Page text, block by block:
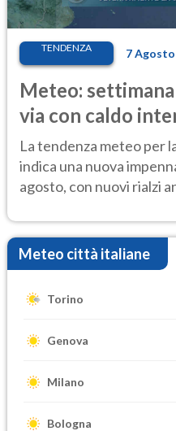
TENDENZA 7
Meteo:
via con caldo
temporale
La tendenza meteo per
indica una nuova
agosto, con nuovi rialzi
Meteo città italiane
Torino
Genova
Milano
Bologna